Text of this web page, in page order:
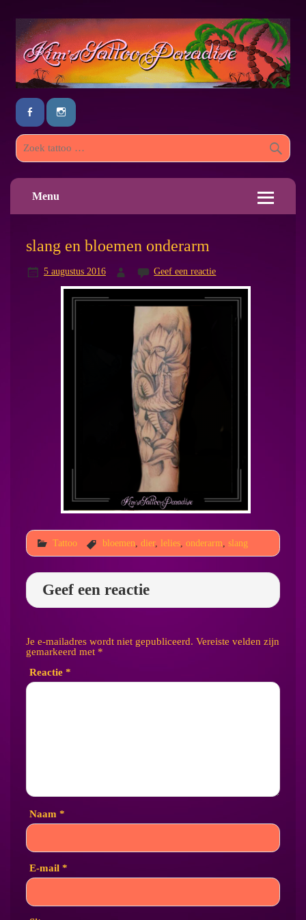
Menu
slang en bloemen onderarm
5 augustus 2016 Geef een reactie
Tattoo bloemen dier, lelies, onderarm slang
Geef een reactie
Je e-mailadres wordt niet gepubliceerd. Vereiste velden zijn
gemarkeerd met *
Reactie *
Naam *
E-mail *